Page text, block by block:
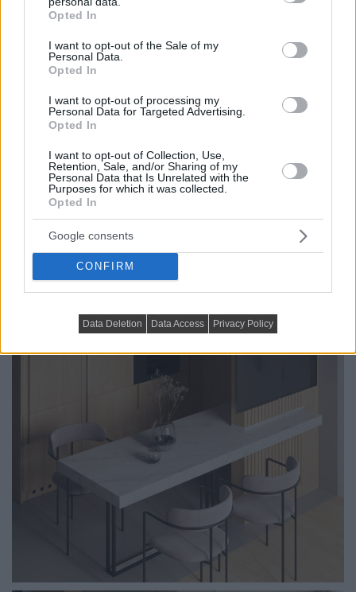
grant or deny consent to Google and its third-party tags to
use your data for below specified purposes in below Google
consent section.
Opted In
I want to opt-out of the Sale of my
Personal Data.
Opted In
I want to opt-out of processing my
Personal Data for Targeted Advertising.
Opted In
I want to opt-out of Collection, Use,
Retention, Sale, and/or Sharing of my
Personal Data that Is Unrelated with the
Purposes for which it was collected.
Opted In
Google consents
CONFIRM
Data Deletion Data Access Privacy Policy